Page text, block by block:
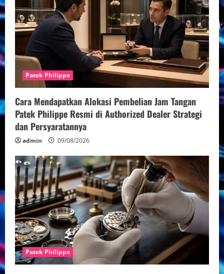
Patek Philippe
Cara Mendapatkan Alokasi Pembelian Jam Tangan
Patek Philippe Resmi di Authorized Dealer Strategi
dan Persyaratannya
admin 09/08/2026
Patek Philippe